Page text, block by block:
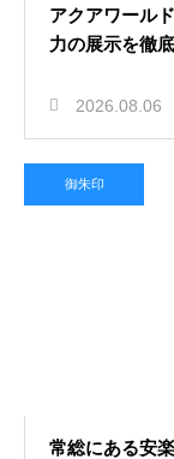
アクアワール
力の展示を徹
2026.08.06
御朱印
常総にある安